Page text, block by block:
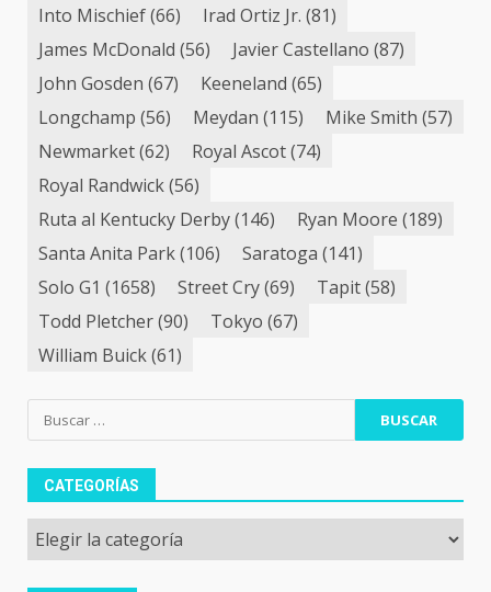
Into Mischief(66) Irad Ortiz Jr. (81)
James McDonald (56) Javier Castellano (87)
John Gosden (67) Keeneland (65)
Longchamp (56) Meydan (115) Mike Smith (57)
Newmarket(62) Royal Ascot(74)
Royal Randwick(56)
Ruta al Kentucky Derby(146) Ryan Moore (189)
Santa Anita Park(106) Saratoga (141)
Solo G1 (1658) Street Cry(69) Tapit(58)
Todd Pletcher(90) Tokyo (67)
William Buick(61)
Buscar:
CATEGORÍAS
Categorías